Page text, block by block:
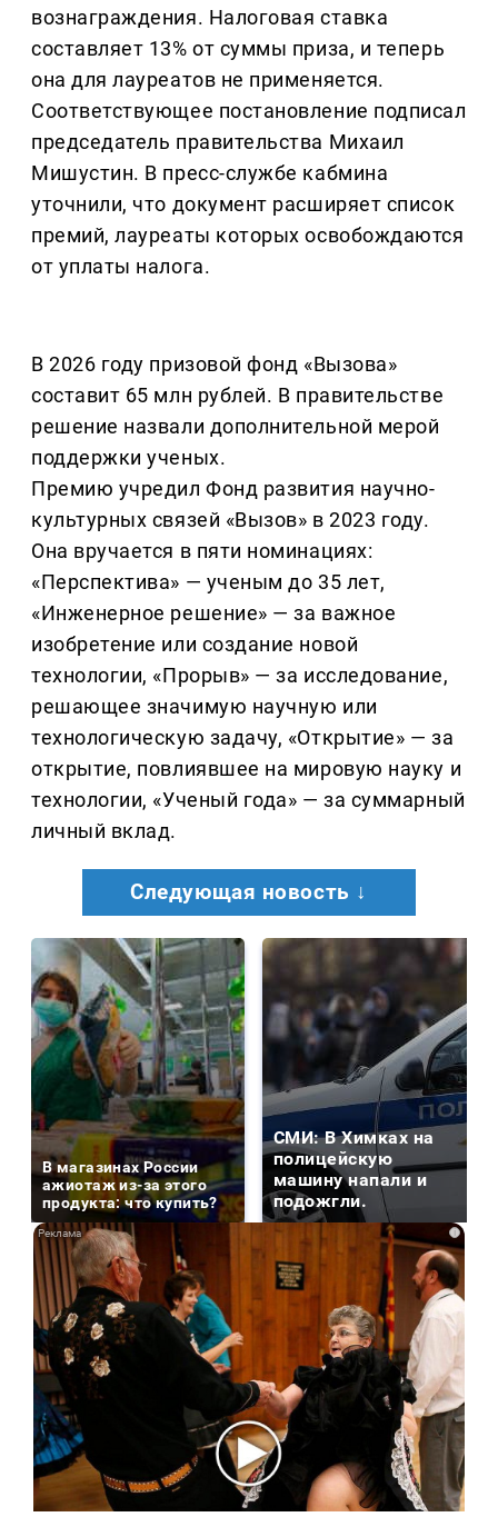
вознаграждения. Налоговая ставка
составляет 13% от суммы приза, и теперь
она для лауреатов не применяется.
Соответствующее постановление подписал
председатель правительства Михаил
Мишустин. В пресс-службе кабмина
уточнили, что документ расширяет список
премий, лауреаты которых освобождаются
от уплаты налога.
В 2026 году призовой фонд «Вызова»
составит 65 млн рублей. В правительстве
решение назвали дополнительной мерой
поддержки ученых.
Премию учредил Фонд развития научно-
культурных связей «Вызов» в 2023 году.
Она вручается в пяти номинациях:
«Перспектива» — ученым до 35 лет,
«Инженерное решение» — за важное
изобретение или создание новой
технологии, «Прорыв» — за исследование,
решающее значимую научную или
технологическую задачу, «Открытие» — за
открытие, повлиявшее на мировую науку и
технологии, «Ученый года» — за суммарный
личный вклад.
Следующая новость ↓
В магазинах России
ажиотаж из-за этого
продукта: что купить?
СМИ: В Химках на
полицейскую
машину напали и
подожгли.
i